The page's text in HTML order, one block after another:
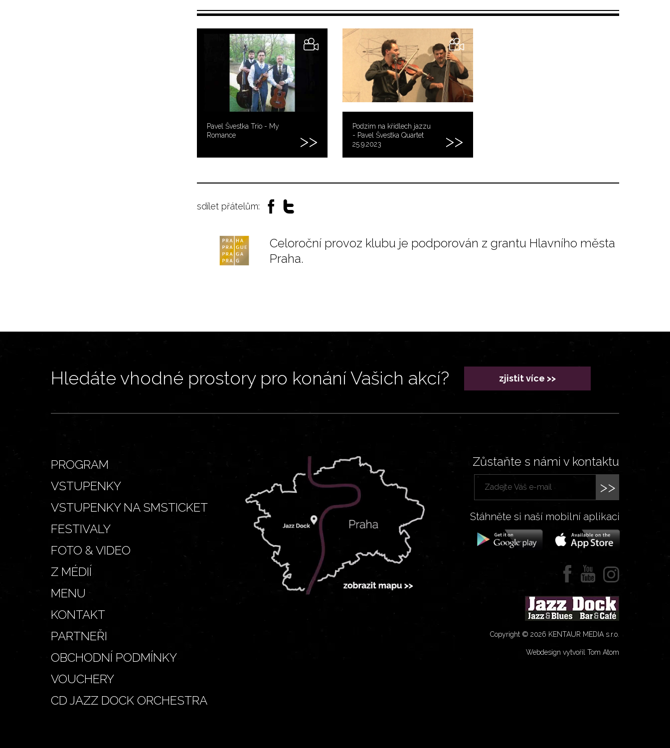
Pavel Švestka Trio - My
Romance
Podzim na křídlech jazzu
- Pavel Švestka Quartet
25.9.2023
sdílet přátelům:
Celoroční provoz klubu je podporován z grantu Hlavního města
Praha.
Hledáte vhodné prostory pro konání Vašich akcí? zjistit více >>
PROGRAM
VSTUPENKY
VSTUPENKY NA SMSTICKET
FESTIVALY
FOTO & VIDEO
Z MÉDIÍ
MENU
KONTAKT
PARTNEŘI
OBCHODNÍ PODMÍNKY
VOUCHERY
CD JAZZ DOCK ORCHESTRA
Zůstaňte s námi v kontaktu
>>
Stáhněte si naší mobilní aplikaci
Copyright © 2026 KENTAUR MEDIA s.r.o.
Webdesign vytvořil Tom Atom